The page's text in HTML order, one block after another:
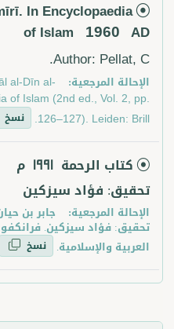
In Encyclopaedia
of Islam
1960
AD
Author: Pellat, C.
الإحالة المرجعية:
al-Dīn al-
of Islam (2nd ed., Vol. 2, pp.
126–127). Leiden: Brill.
نسخ
كتاب الرحمة 1991 م
تحقيق: فؤاد سيزكين
الإحالة المرجعية:
تحقيق: فؤاد سيزكين.
العربية والإسلامية. نسخ